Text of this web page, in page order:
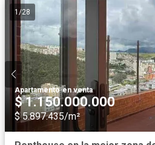
1 /28
Apartamento·en venta
$ 1.150.000.000
$ 5.897.435/m²